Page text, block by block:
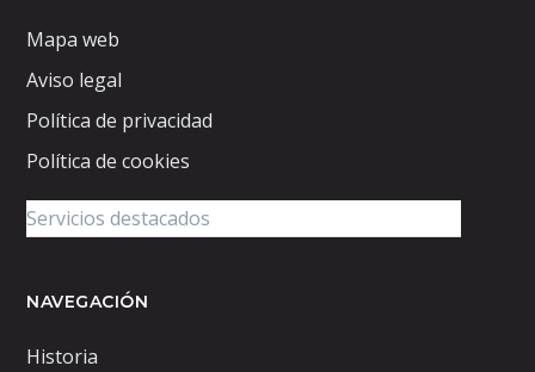
Mapa web
Aviso legal
Política de privacidad
Política de cookies
NAVEGACIÓN
Historia